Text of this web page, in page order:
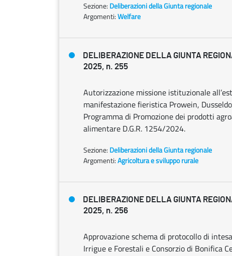
Sezione: Deliberazioni della Giunta regionale
Argomenti:Welfare
DELIBERAZIONE DELLA GIUNTA
2025, n. 255
Autorizzazione missione istituzionale
manifestazione fieristica Prowein,
Programma di Promozione dei prodotti
alimentare D.G.R. 1254/2024.
Sezione: Deliberazioni della Giunta regionale
Argomenti:Agricoltura e sviluppo rurale
DELIBERAZIONE DELLA GIUNTA
2025, n. 256
Approvazione schema di protocollo di
Irrigue e Forestali e Consorzio di Bonifica